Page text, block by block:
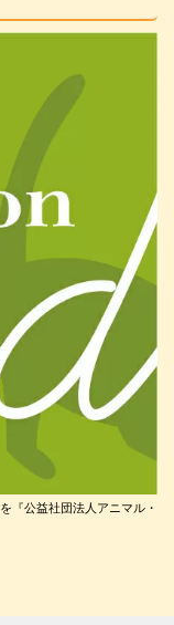
『公益社団法人アニマル・